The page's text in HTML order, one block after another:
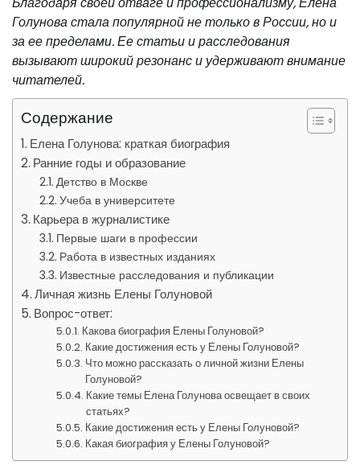
Голунова стала популярной не только в России, но и
за ее пределами. Ее статьи и расследования
вызывают широкий резонанс и удерживают внимание
читателей.
Содержание
Елена Голунова: краткая биография
Ранние годы и образование
Детство в Москве
Учеба в университете
Карьера в журналистике
Первые шаги в профессии
Работа в известных изданиях
Известные расследования и публикации
Личная жизнь Елены Голуновой
Вопрос-ответ:
Какова биография Елены Голуновой?
Какие достижения есть у Елены Голуновой?
Что можно рассказать о личной жизни Елены
Голуновой?
Какие темы Елена Голунова освещает в своих
статьях?
Какие достижения есть у Елены Голуновой?
Какая биография у Елены Голуновой?